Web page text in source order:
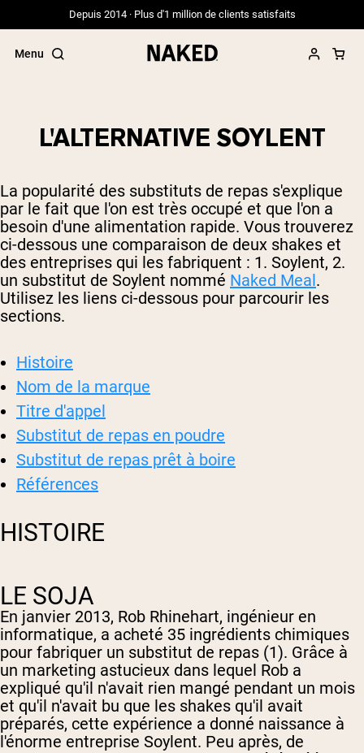
Depuis 2014 · Plus d'1 million de clients satisfaits
Menu
”Protein Powder“
”Overnight Oats“
”Vegan protein“
”Collagen“
”Micellar Casein“
PROTÉINES EN POUDREMeilleure Vente
Caséine micellaire
Gainer de masse
Shop All Protéines En Poudre
PROTÉINES VÉGANES
Shop All Protéines Véganes
L'ALTERNATIVE SOYLENT
La popularité des substituts de repas s'explique
par le fait que l'on est très occupé et que l'on a
besoin d'une alimentation rapide. Vous trouverez
ci-dessous une comparaison de deux shakes et
des entreprises qui les fabriquent : 1. Soylent, 2.
un substitut de Soylent nommé Naked Meal.
Utilisez les liens ci-dessous pour parcourir les
sections.
Histoire
Nom de la marque
Titre d'appel
Substitut de repas en poudre
Substitut de repas prêt à boire
Références
HISTOIRE
LE SOJA
En janvier 2013, Rob Rhinehart, ingénieur en
informatique, a acheté 35 ingrédients chimiques
pour fabriquer un substitut de repas (1). Grâce à
un marketing astucieux dans lequel Rob a
expliqué qu'il n'avait rien mangé pendant un mois
et qu'il n'avait bu que les shakes qu'il avait
préparés, cette expérience a donné naissance à
l'énorme entreprise Soylent. Peu après, de